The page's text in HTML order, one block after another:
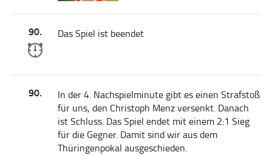
90. Das Spiel ist beendet
90.
In der 4. Nachspielminute gibt es einen Strafstoß
für uns, den Christoph Menz versenkt. Danach
ist Schluss. Das Spiel endet mit einem 2:1 Sieg
für die Gegner. Damit sind wir aus dem
Thüringenpokal ausgeschieden.